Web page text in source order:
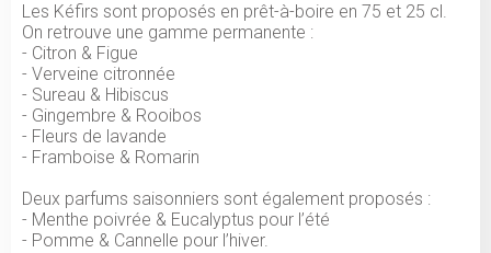
Les Kéfirs sont proposés en prêt-à-boire en 75 et 25 cl.
On retrouve une gamme permanente :
- Citron & Figue
- Verveine citronnée
- Sureau & Hibiscus
- Gingembre & Rooibos
- Fleurs de lavande
- Framboise & Romarin
Deux parfums saisonniers sont également proposés :
- Menthe poivrée & Eucalyptus pour l’été
- Pomme & Cannelle pour l’hiver.